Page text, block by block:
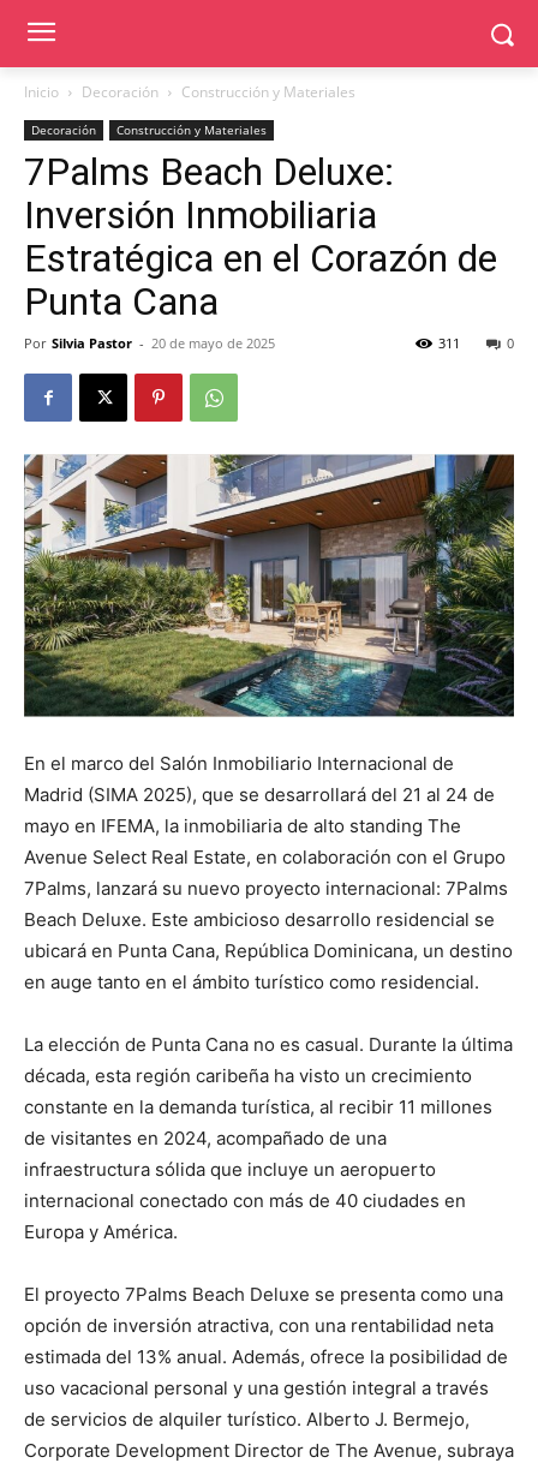
Inicio Decoración Construcción y Materiales
Decoración Construcción y Materiales
7Palms Beach Deluxe:
Inversión Inmobiliaria
Estratégica en el Corazón de
Punta Cana
Por Silvia Pastor - 20 de mayo de 2025 0
311
En el marco del Salón Inmobiliario Internacional de
Madrid (SIMA 2025), que se desarrollará del 21 al 24 de
mayo en IFEMA, la inmobiliaria de alto standing The
Avenue Select Real Estate, en colaboración con el Grupo
7Palms, lanzará su nuevo proyecto internacional: 7Palms
Beach Deluxe. Este ambicioso desarrollo residencial se
ubicará en Punta Cana, República Dominicana, un destino
en auge tanto en el ámbito turístico como residencial.
La elección de Punta Cana no es casual. Durante la última
década, esta región caribeña ha visto un crecimiento
constante en la demanda turística, al recibir 11 millones
de visitantes en 2024, acompañado de una
infraestructura sólida que incluye un aeropuerto
internacional conectado con más de 40 ciudades en
Europa y América.
El proyecto 7Palms Beach Deluxe se presenta como una
opción de inversión atractiva, con una rentabilidad neta
estimada del 13% anual. Además, ofrece la posibilidad de
uso vacacional personal y una gestión integral a través
de servicios de alquiler turístico. Alberto J. Bermejo,
Corporate Development Director de The Avenue, subraya